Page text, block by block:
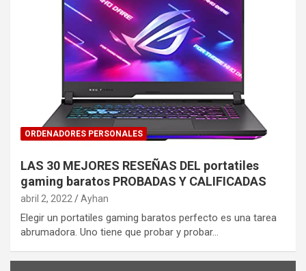
ORDENADORES PERSONALES
LAS 30 MEJORES RESEÑAS DEL portatiles
gaming baratos PROBADAS Y CALIFICADAS
abril 2, 2022 Ayhan
Elegir un portatiles gaming baratos perfecto es una tarea
abrumadora. Uno tiene que probar y probar…